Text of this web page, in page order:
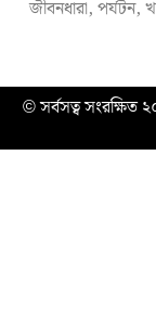
জীবনধারা, পর্যটন,
© সর্বসত্ব